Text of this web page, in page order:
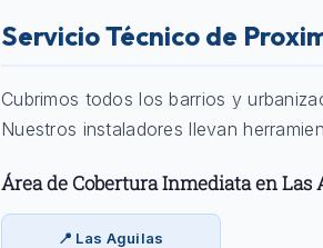
Servicio Técnico de
Cubrimos todos los barrios y
Nuestros instaladores llevan
Área de Cobertura Inmediata en Las
📍 Las Aguilas